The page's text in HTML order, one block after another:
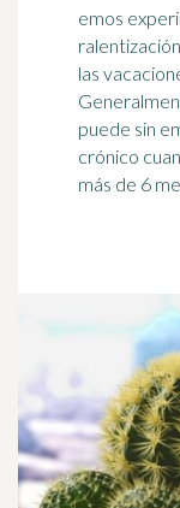
emos
las
puede sin
crónico